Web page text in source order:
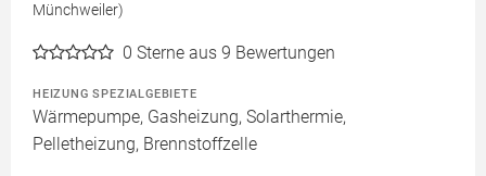
Münchweiler)
0 Sterne aus 9 Bewertungen
HEIZUNG SPEZIALGEBIETE
Wärmepumpe, Gasheizung, Solarthermie,
Pelletheizung, Brennstoffzelle